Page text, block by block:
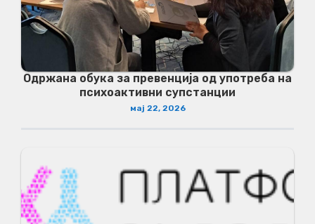
Одржана обука за превенција од употреба на
психоактивни супстанции
мај 22, 2026